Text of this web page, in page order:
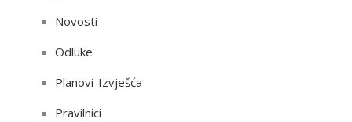
Novosti
Odluke
Planovi-Izvješća
Pravilnici